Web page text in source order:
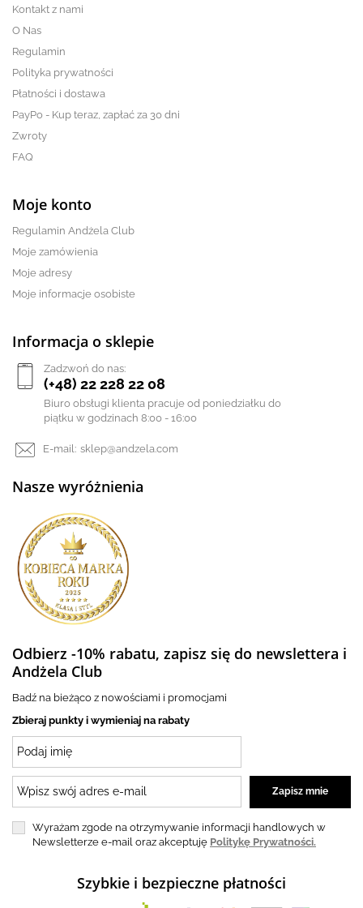
Kontakt z nami
O Nas
Regulamin
Polityka prywatności
Płatności i dostawa
PayPo - Kup teraz, zapłać za 30 dni
Zwroty
FAQ
Moje konto
Regulamin Andżela Club
Moje zamówienia
Moje adresy
Moje informacje osobiste
Informacja o sklepie
Zadzwoń do nas:
(+48) 22 228 22 08
Biuro obsługi klienta pracuje od poniedziałku do
piątku w godzinach 8:00 - 16:00
E-mail: sklep@andzela.com
Nasze wyróżnienia
Odbierz -10% rabatu, zapisz się do newslettera i
Andżela Club
Badź na bieżąco z nowościami i promocjami
Zbieraj punkty i wymieniaj na rabaty
Wyrażam zgode na otrzymywanie informacji handlowych w
Newsletterze e-mail oraz akceptuję Politykę Prywatności.
Szybkie i bezpieczne płatności